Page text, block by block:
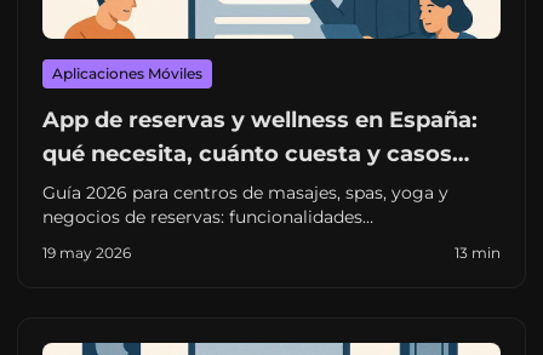
Aplicaciones Móviles
App de reservas y wellness en España:
qué necesita, cuánto cuesta y casos
reales
Guía 2026 para centros de masajes, spas, yoga y
negocios de reservas: funcionalidades
Templo del Masaje (+200 reservas/día).
19 may 2026 13 min